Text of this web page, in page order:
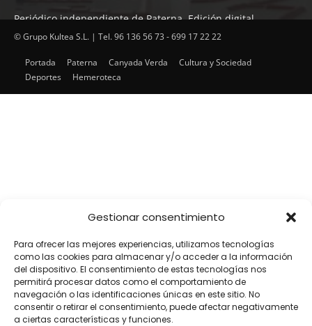
Gestionar consentimiento
Para ofrecer las mejores experiencias, utilizamos tecnologías
como las cookies para almacenar y/o acceder a la información
del dispositivo. El consentimiento de estas tecnologías nos
permitirá procesar datos como el comportamiento de
navegación o las identificaciones únicas en este sitio. No
consentir o retirar el consentimiento, puede afectar negativamente
a ciertas características y funciones.
Periódico independiente de Paterna. Edición digital.
Encuentra cada mes en tu punto habitual nuestra edición
Paterna.
© Grupo Kultea S.L. | Tel. 96 136 56 73 - 699 17 22 22
Portada Paterna Canyada Verda
Cultura y Sociedad
Deportes
Hemeroteca